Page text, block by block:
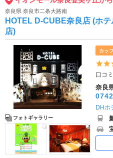
奈良県 奈良市二条大路南
HOTEL D-CUBE奈良店 (ホ
店)
フォトギャラリー
カッ
口コ
奈良
DHホ